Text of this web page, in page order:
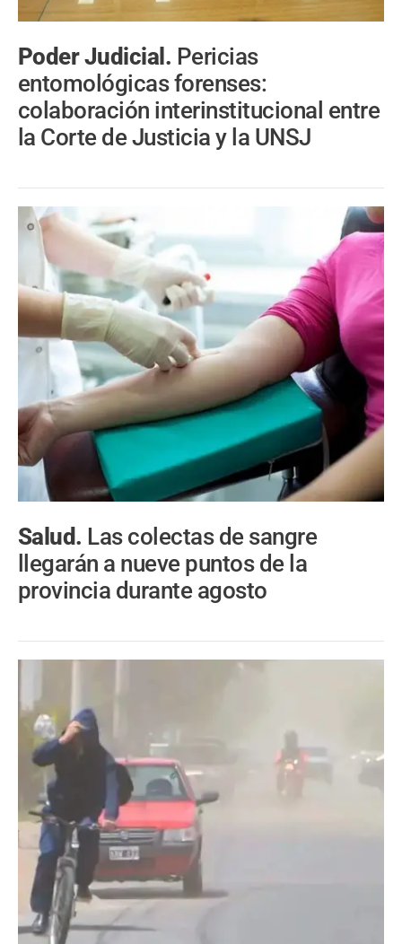
Poder Judicial. Pericias
entomológicas forenses:
colaboración interinstitucional entre
la Corte de Justicia y la UNSJ
Salud. Las colectas de sangre
llegarán a nueve puntos de la
provincia durante agosto